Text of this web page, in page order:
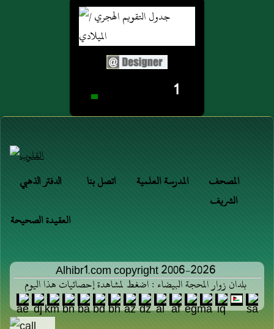
1
الدفتر الذهبي اتصل بنا المدرسة العلمية
المصحف
الشريف
العقيدة الصحيحة
Alhibr1.com copyright 2006-2026
بلدان زوار المحجة البيضاء : اضغط لمشاهدة إحصائيات هذا اليوم